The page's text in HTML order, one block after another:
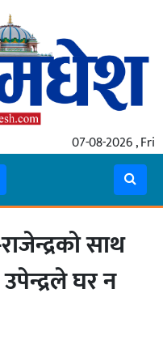
07-08-2026 , Fri
साथ
घर न